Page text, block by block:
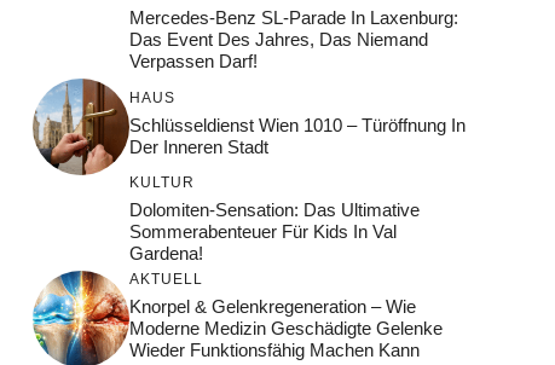
Mercedes-Benz SL-Parade In Laxenburg:
Das Event Des Jahres, Das Niemand
Verpassen Darf!
HAUS
Schlüsseldienst Wien 1010 – Türöffnung In
Der Inneren Stadt
KULTUR
Dolomiten-Sensation: Das Ultimative
Sommerabenteuer Für Kids In Val
Gardena!
AKTUELL
Knorpel & Gelenkregeneration – Wie
Moderne Medizin Geschädigte Gelenke
Wieder Funktionsfähig Machen Kann